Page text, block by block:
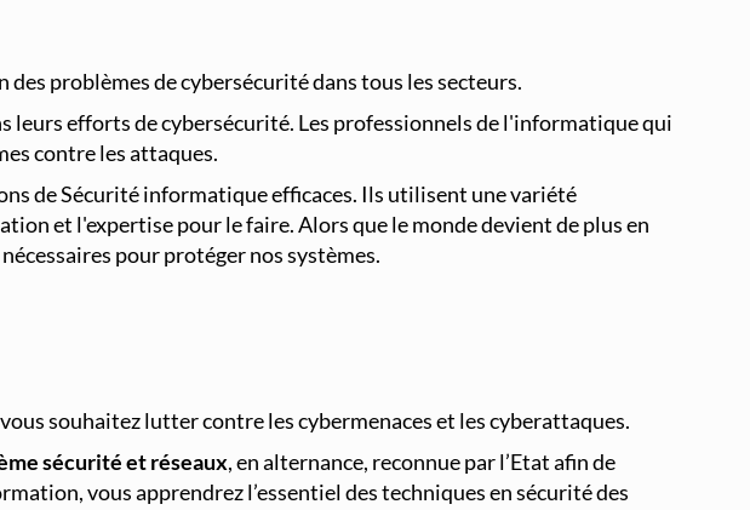
problèmes de cybersécurité dans tous les secteurs.
leurs efforts de cybersécurité. Les professionnels de l'informatique qui
contre les attaques.
de Sécurité informatique efficaces. Ils utilisent une variété
et l'expertise pour le faire. Alors que le monde devient de plus en
pour protéger nos systèmes.
souhaitez lutter contre les cybermenaces et les cyberattaques.
sécurité et réseaux, en alternance, reconnue par l’Etat afin de
vous apprendrez l’essentiel des techniques en sécurité des